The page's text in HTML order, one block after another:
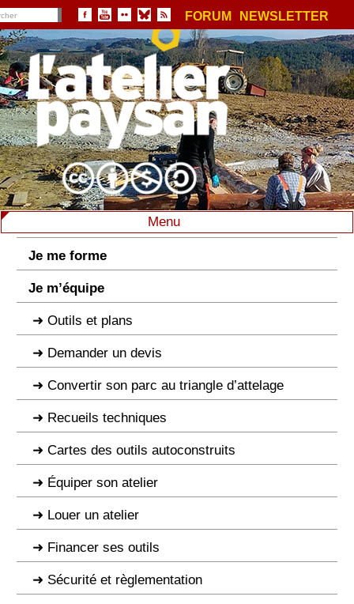
FORUM NEWSLETTER
Menu
Je me forme
Je m’équipe
Outils et plans
Demander un devis
Convertir son parc au triangle d’attelage
Recueils techniques
Cartes des outils autoconstruits
Équiper son atelier
Louer un atelier
Financer ses outils
Sécurité et règlementation